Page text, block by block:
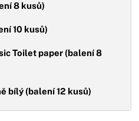
8 kusů)
10 kusů)
Toilet paper (balení 8
bílý (balení 12 kusů)